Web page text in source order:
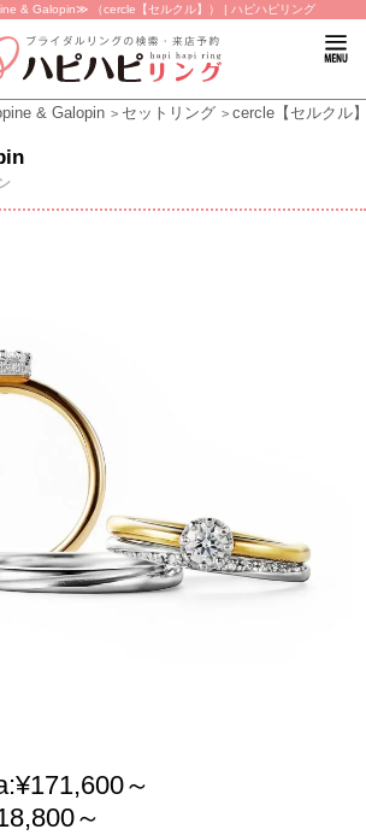
& Galopin≫ （cercle【セルクル】） | ハピハピリング
& Galopin セットリング cercle【セルクル
～
～